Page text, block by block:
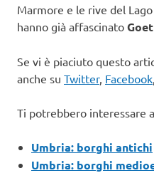
Marmore e le rive del
hanno già affascinato
Se vi è piaciuto questo
anche su Twitter, Facebook
Ti potrebbero interessare
Umbria: borghi antichi
Umbria: borghi